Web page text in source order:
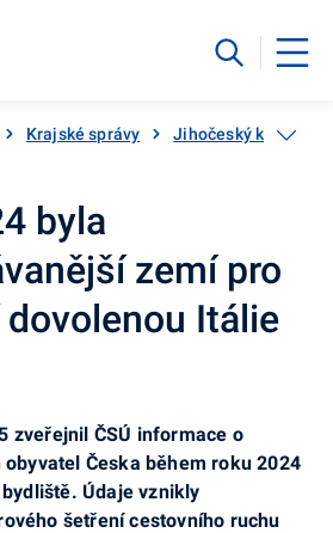
Krajské správy Jihočeský kraj
byla
zemí pro
Itálie
zveřejnil ČSÚ informace o
Česka během roku 2024
Údaje vznikly
šetření cestovního ruchu